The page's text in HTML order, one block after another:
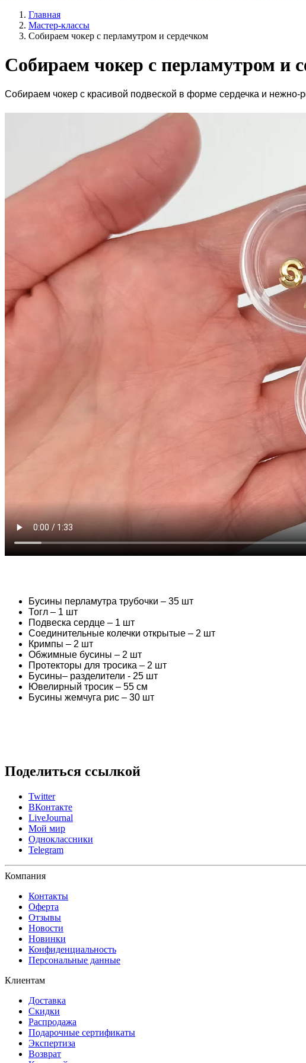
Главная
Мастер-классы
Собираем чокер с перламутром и сердечком
Собираем чокер с перламутром и
Собираем чокер с красивой подвеской в форме сердечка и
Бусины перламутра трубочки – 35 шт
Тогл – 1 шт
Подвеска сердце – 1 шт
Соединительные колечки открытые – 2 шт
Кримпы – 2 шт
Обжимные бусины – 2 шт
Протекторы для тросика – 2 шт
Бусины– разделители - 25 шт
Ювелирный тросик – 55 см
Бусины жемчуга рис – 30 шт
Поделиться ссылкой
Twitter
ВКонтакте
LiveJournal
Мой мир
Одноклассники
Telegram
Компания
Контакты
Оферта
Отзывы
Новости
Новинки
Конфиденциальность
Персональные данные
Клиентам
Доставка
Скидки
Распродажа
Подарочные сертификаты
Экспертиза
Возврат